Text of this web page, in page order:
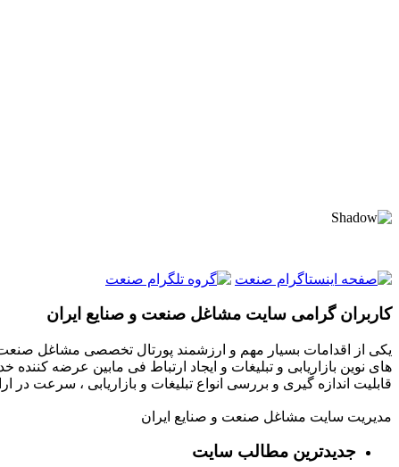
کاربران گرامی سایت مشاغل صنعت و صنایع ایران
یکی از اقدامات بسیار مهم و ارزشمند پورتال تخصصی مشاغل
های نوین بازاریابی و تبلیغات و ایجاد ارتباط فی مابین عرضه
قابلیت اندازه گیری و بررسی انواع تبلیغات و بازاریابی ، سرعت
مدیریت سایت مشاغل صنعت و صنایع ایران
جدیدترین مطالب سایت